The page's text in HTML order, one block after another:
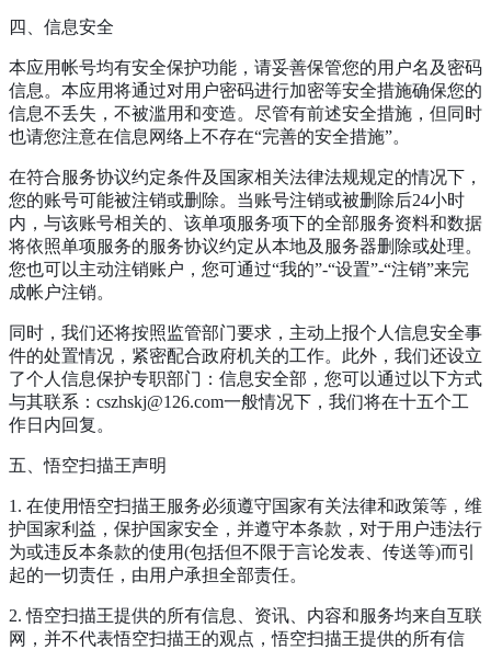
四、信息安全
本应用帐号均有安全保护功能，请妥善保管您的用户名及密码
信息。本应用将通过对用户密码进行加密等安全措施确保您的
信息不丢失，不被滥用和变造。尽管有前述安全措施，但同时
也请您注意在信息网络上不存在“完善的安全措施”。
在符合服务协议约定条件及国家相关法律法规规定的情况下，
您的账号可能被注销或删除。当账号注销或被删除后24小时
内，与该账号相关的、该单项服务项下的全部服务资料和数据
将依照单项服务的服务协议约定从本地及服务器删除或处理。
您也可以主动注销账户，您可通过“我的”-“设置”-“注销”来完
成帐户注销。
同时，我们还将按照监管部门要求，主动上报个人信息安全事
件的处置情况，紧密配合政府机关的工作。此外，我们还设立
了个人信息保护专职部门：信息安全部，您可以通过以下方式
与其联系：cszhskj@126.com一般情况下，我们将在十五个工
作日内回复。
五、悟空扫描王声明
1. 在使用悟空扫描王服务必须遵守国家有关法律和政策等，维
护国家利益，保护国家安全，并遵守本条款，对于用户违法行
为或违反本条款的使用(包括但不限于言论发表、传送等)而引
起的一切责任，由用户承担全部责任。
2. 悟空扫描王提供的所有信息、资讯、内容和服务均来自互联
网，并不代表悟空扫描王的观点，悟空扫描王提供的所有信